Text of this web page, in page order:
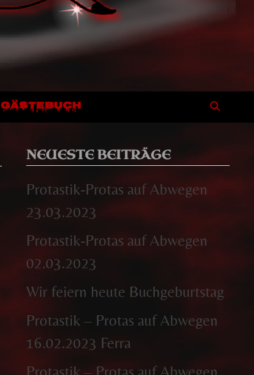
GÄSTEBUCH
NEUESTE BEITRÄGE
Protastik-Protas auf Abwegen
23.03.2023
Protastik-Protas auf Abwegen
02.03.2023
Wir feiern heute Buchgeburtstag
Protastik – Protas auf Abwegen
16.02.2023 Ferra
Protastik – Protas auf Abwegen